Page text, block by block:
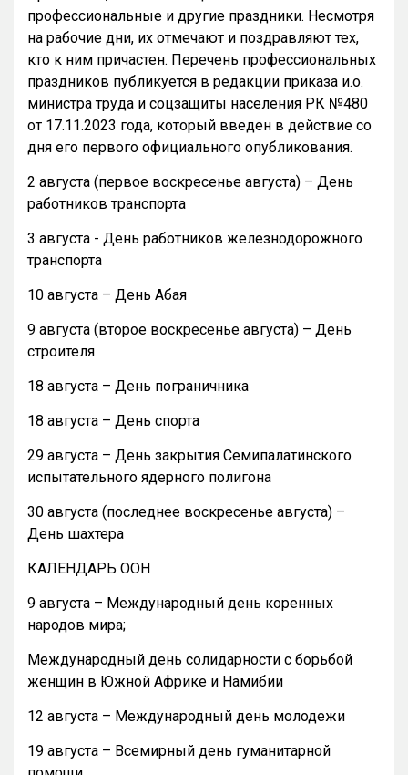
профессиональные и другие праздники. Несмотря
на рабочие дни, их отмечают и поздравляют тех,
кто к ним причастен. Перечень профессиональных
праздников публикуется в редакции приказа и.о.
министра труда и соцзащиты населения РК №480
от 17.11.2023 года, который введен в действие со
дня его первого официального опубликования.
2 августа (первое воскресенье августа) – День
работников транспорта
3 августа - День работников железнодорожного
транспорта
10 августа – День Абая
9 августа (второе воскресенье августа) – День
строителя
18 августа – День пограничника
18 августа – День спорта
29 августа – День закрытия Семипалатинского
испытательного ядерного полигона
30 августа (последнее воскресенье августа) –
День шахтера
КАЛЕНДАРЬ ООН
9 августа – Международный день коренных
народов мира;
Международный день солидарности с борьбой
женщин в Южной Африке и Намибии
12 августа – Международный день молодежи
19 августа – Всемирный день гуманитарной